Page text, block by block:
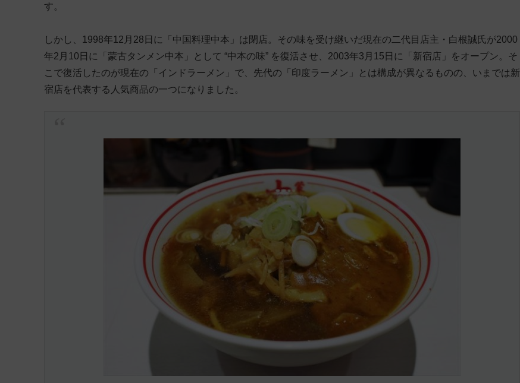
す。
しかし、1998年12月28日に「中国料理中本」は閉店。その味を受け継いだ現在の二代目店主・白根誠氏が2000
年2月10日に「蒙古タンメン中本」として “中本の味” を復活させ、2003年3月15日に「新宿店」をオープン。そ
こで復活したのが現在の「インドラーメン」で、先代の「印度ラーメン」とは構成が異なるものの、いまでは新
宿店を代表する人気商品の一つになりました。